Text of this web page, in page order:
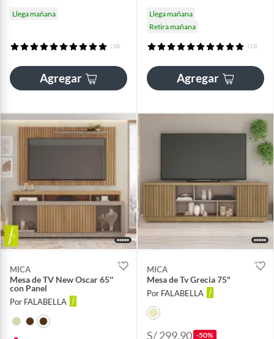
Llega mañana
(18)
Agregar
Llega mañana
Retira mañana
(13)
Agregar
MICA
Mesa de TV New Oscar 65''
con Panel
Por FALABELLA
MICA
Mesa de Tv Grecia 75"
Por FALABELLA
S/ 299.90 -50%